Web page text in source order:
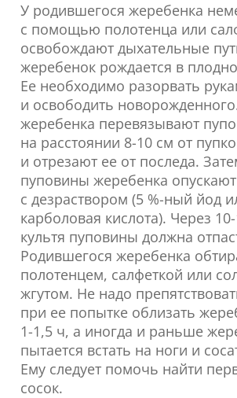
У родившегося жеребенка
с помощью полотенца или
освобождают дыхательные
жеребенок рождается в
Ее необходимо разорвать
и освободить
жеребенка перевязывают
на расстоянии 8-10 см от
и отрезают ее от последа.
пуповины жеребенка
с дезраствором (5 %-ный йод
карболовая кислота). Через
культя пуповины должна
Родившегося жеребенка
полотенцем, салфеткой или
жгутом. Не надо
при ее попытке облизать
1-1,5 ч, а иногда и раньше
пытается встать на ноги и
Ему следует помочь найти
сосок.